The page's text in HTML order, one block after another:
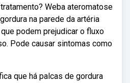
Weba ateromatose
na parede da artéria
podem prejudicar o fluxo
Pode causar sintomas como
que há palcas de gordura